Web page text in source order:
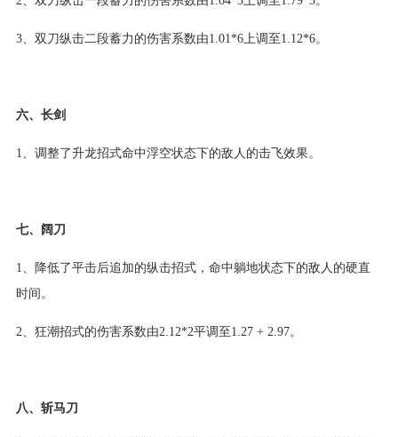
3、双刀纵击二段蓄力的伤害系数由1.01*6上调至1.12*6。
六、长剑
1、调整了升龙招式命中浮空状态下的敌人的击飞效果。
七、阔刀
1、降低了平击后追加的纵击招式，命中躺地状态下的敌人的硬直
时间。
2、狂潮招式的伤害系数由2.12*2平调至1.27 + 2.97。
八、斩马刀